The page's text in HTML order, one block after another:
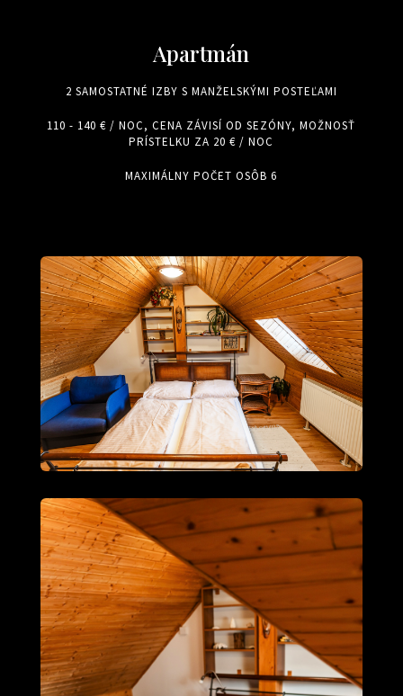
Apartmán
2 SAMOSTATNÉ IZBY S MANŽELSKÝMI POSTEĽAMI
110 - 140 € / NOC, CENA ZÁVISÍ OD SEZÓNY, MOŽNOSŤ
PRÍSTELKU ZA 20 € / NOC
MAXIMÁLNY POČET OSÔB 6